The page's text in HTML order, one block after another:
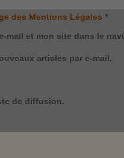
des Mentions Légales *
mail et mon site dans le
articles par e-mail.
de diffusion.